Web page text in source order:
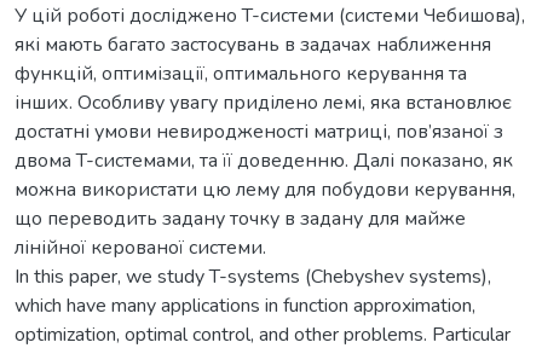
У цій роботі досліджено T-системи (системи Чебишова),
які мають багато застосувань в задачах наближення
функцій, оптимізації, оптимального керування та
інших. Особливу увагу приділено лемі, яка встановлює
достатні умови невиродженості матриці, пов’язаної з
двома T-системами, та її доведенню. Далі показано, як
можна використати цю лему для побудови керування,
що переводить задану точку в задану для майже
лінійної керованої системи.
In this paper, we study T-systems (Chebyshev systems),
which have many applications in function approximation,
optimization, optimal control, and other problems. Particular